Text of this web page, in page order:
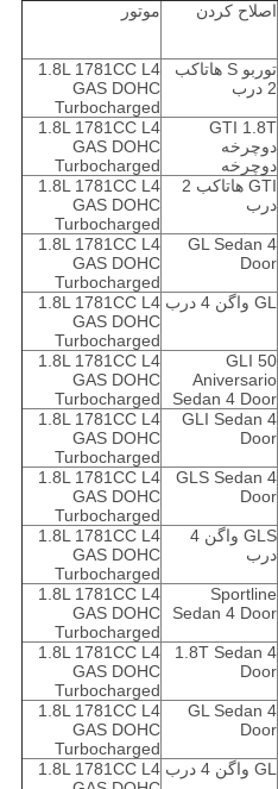
اصلاح کردن موتور
توربو S هاتاکب
2 درب
1.8L 1781CC L4
GAS DOHC
Turbocharged
GTI 1.8T
دوچرخه
دوچرخه
1.8L 1781CC L4
GAS DOHC
Turbocharged
GTI هاتاکب 2
درب
1.8L 1781CC L4
GAS DOHC
Turbocharged
GL Sedan 4
Door
1.8L 1781CC L4
GAS DOHC
Turbocharged
GL واگن 4 درب
1.8L 1781CC L4
GAS DOHC
Turbocharged
GLI 50
Aniversario
Sedan 4 Door
1.8L 1781CC L4
GAS DOHC
Turbocharged
GLI Sedan 4
Door
1.8L 1781CC L4
GAS DOHC
Turbocharged
GLS Sedan 4
Door
1.8L 1781CC L4
GAS DOHC
Turbocharged
GLS واگن 4
درب
1.8L 1781CC L4
GAS DOHC
Turbocharged
Sportline
Sedan 4 Door
1.8L 1781CC L4
GAS DOHC
Turbocharged
1.8T Sedan 4
Door
1.8L 1781CC L4
GAS DOHC
Turbocharged
GL Sedan 4
Door
1.8L 1781CC L4
GAS DOHC
Turbocharged
GL واگن 4 درب
1.8L 1781CC L4